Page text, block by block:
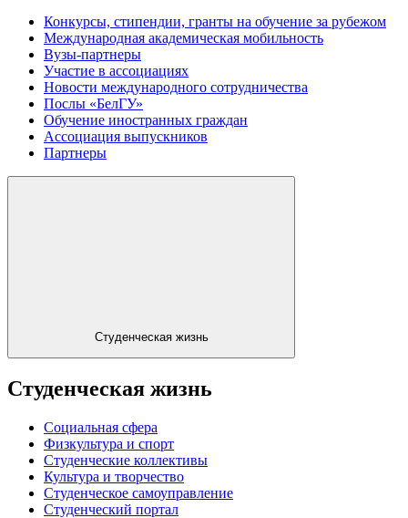
Конкурсы, стипендии, гранты на обучение за рубежом
Международная академическая мобильность
Вузы-партнеры
Участие в ассоциациях
Новости международного сотрудничества
Послы «БелГУ»
Обучение иностранных граждан
Ассоциация выпускников
Партнеры
Студенческая жизнь
Студенческая жизнь
Социальная сфера
Физкультура и спорт
Студенческие коллективы
Культура и творчество
Студенческое самоуправление
Студенческий портал